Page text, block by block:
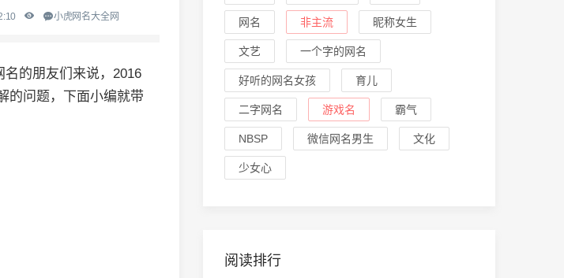
小虎网名大全网
名的朋友们来说，2016
的问题，下面小编就带
网名 非主流 昵称女生
文艺 一个字的网名
好听的网名女孩 育儿
二字网名 游戏名 霸气
NBSP 微信网名男生 文化
少女心
阅读排行